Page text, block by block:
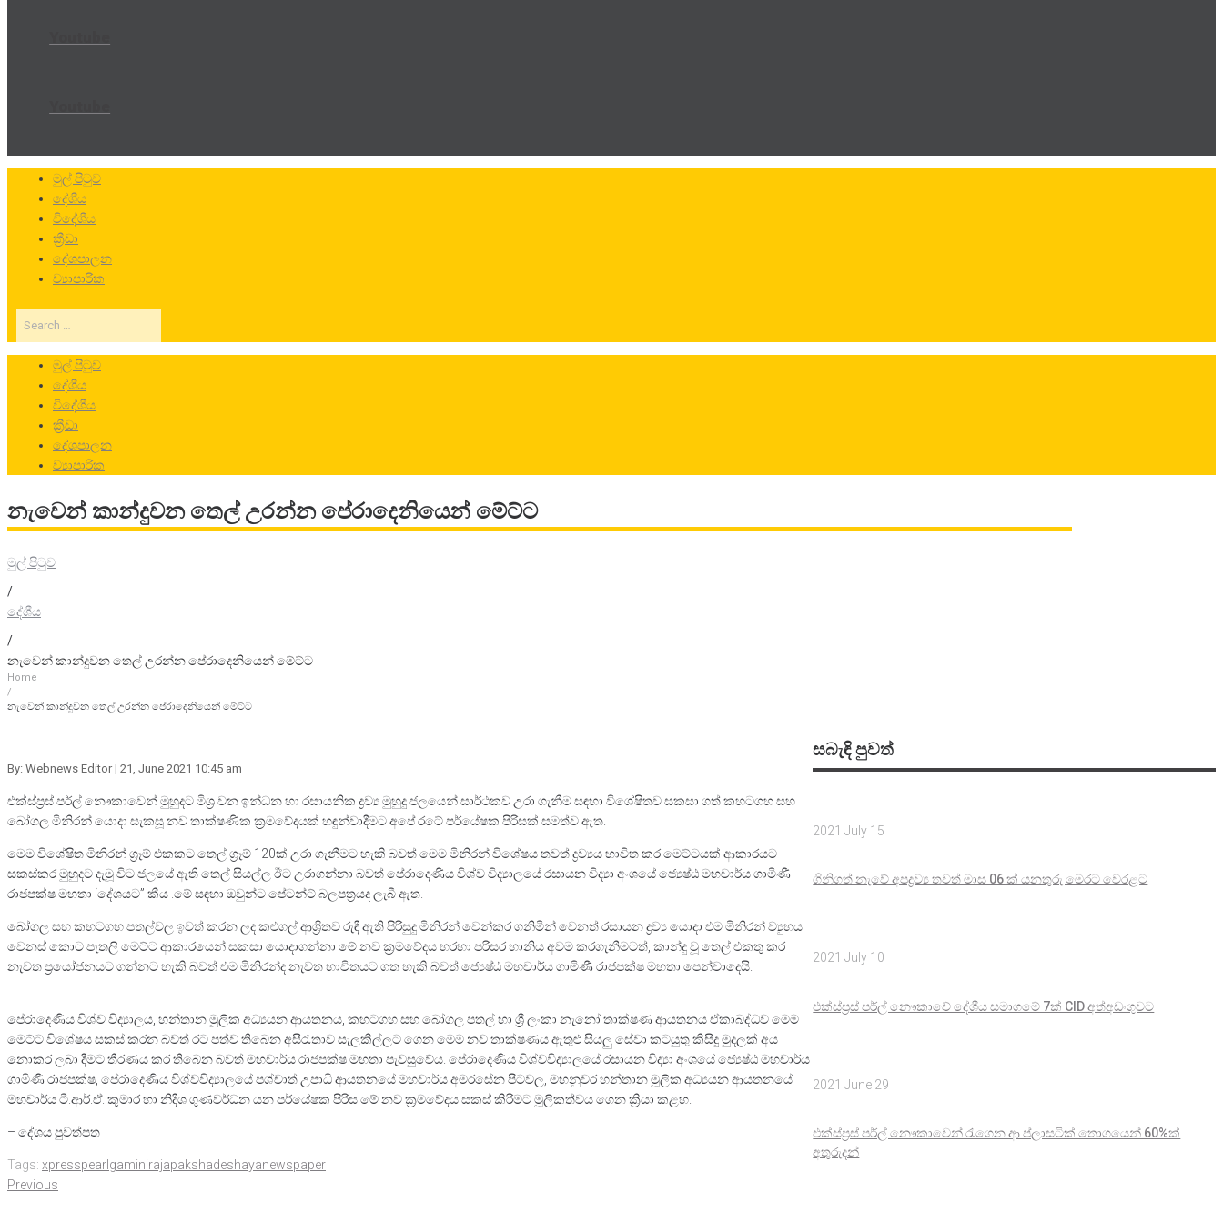
මුල් පිටුව
දේශීය
විදේශීය
ක්‍රීඩා
දේශපාලන
ව්‍යාපාරික
Search
මුල් පිටුව
දේශීය
විදේශීය
ක්‍රීඩා
දේශපාලන
ව්‍යාපාරික
නැවෙන් කාන්දුවන තෙල් උරන්න පේරාදෙනියෙන් මේට්ට
මුල් පිටුව
/
දේශීය
/
නැවෙන් කාන්දුවන තෙල් උරන්න පේරාදෙනියෙන් මේට්ට
Home
/
නැවෙන් කාන්දුවන තෙල් උරන්න පේරාදෙනියෙන් මේට්ට
By: Webnews Editor | 21, June 2021 10:45 am
එක්ස්ප්‍රස් පර්ල් නෞකාවෙන් මුහුදට මිශ්‍ර වන ඉන්ධන හා රසායනික ද්‍රව්‍ය මුහුදු ජලයෙන් සාර්ථකව උරා ගැනීම සඳහා විශේෂිතව සකසා ගත් කහටගහ සහ
බෝගල මිනිරන් යොදා සැකසූ නව තාක්ෂණික ක්‍රමවේදයක් හඳුන්වාදීමට අපේ රටේ පර්යේෂක පිරිසක් සමත්ව ඇත.
මෙම විශේෂිත මිනිරන් ග්‍රෑම් එකකට තෙල් ග්‍රෑම් 120ක් උරා ගැනීමට හැකි බවත් මෙම මිනිරන් විශේෂය තවත් ද්‍රව්‍යය භාවිත කර මෙට්ටයක් ආකාරයට
සකස්කර මුහුදට දැමූ විට ජලයේ ඇති තෙල් සියල්ල ඊට උරාගන්නා බවත් පේරාදෙණිය විශ්ව විද්‍යාලයේ රසායන විද්‍යා අංශයේ ජ්‍යෙෂ්ඨ මහචාර්ය ගාමිණී
රාජපක්ෂ මහතා ‘දේශයට” කීය .මේ සඳහා ඔවුන්ට පේටන්ට් බලපත්‍රයද ලැබී ඇත.
බෝගල සහ කහටගහ පතල්වල ඉවත් කරන ලද කළුගල් ආශ්‍රිතව රුඳී ඇති පිරිසුදු මිනිරන් වෙන්කර ගනිමින් වෙනත් රසායන ද්‍රව්‍ය යොදා එම මිනිරන් ව්‍යුහය
වෙනස් කොට පැතලි මෙට්ට ආකාරයෙන් සකසා යොදාගන්නා මේ නව ක්‍රමවේදය හරහා පරිසර හානිය අවම කරගැනීමටත්, කාන්දු වූ තෙල් එකතු කර
නැවත ප්‍රයෝජනයට ගන්නට හැකි බවත් එම මිනිරන්ද නැවත භාවිතයට ගත හැකි බවත් ජ්‍යෙෂ්ඨ මහචාර්ය ගාමිණී රාජපක්ෂ මහතා පෙන්වාදෙයි.
පේරාදෙණිය විශ්ව විද්‍යාලය, හන්තාන මූලික අධ්‍යයන ආයතනය, කහටගහ සහ බෝගල පතල් හා ශ්‍රී ලංකා නැනෝ තාක්ෂණ ආයතනය ඒකාබද්ධව මෙම
මෙට්ට විශේෂය සකස් කරන බවත් රට පත්ව තිබෙන අසීරැතාව සැලකිල්ලට ගෙන මෙම නව තාක්ෂණය ඇතුළු සියලු සේවා කටයුතු කිසිදු මුදලක් අය
නොකර ලබා දීමට තීරණය කර තිබෙන බවත් මහචාර්ය රාජපක්ෂ මහතා පැවසුවේය. පේරාදෙණිය විශ්වවිද්‍යාලයේ රසායන විද්‍යා අංශයේ ජ්‍යෙෂ්ඨ මහචාර්ය
ගාමිණී රාජපක්ෂ, පේරාදෙණිය විශ්වවිද්‍යාලයේ පශ්චාත් උපාධි ආයතනයේ මහචාර්ය අමරසේන පිටවල, මහනුවර හන්තාන මූලික අධ්‍යයන ආයතනයේ
මහචාර්ය ටී.ආර්.ඒ. කුමාර හා නිදීශ ගුණවර්ධන යන පර්යේෂක පිරිස මේ නව ක්‍රමවේදය සකස් කිරිමට මූලිකත්වය ගෙන ක්‍රියා කළහ.
– දේශය පුවත්පත
Tags: xpresspearl gaminirajapakshadeshayanewspaper
Post
Previous
Previous
සබැඳි පුවත්
2021 July 15
ගිනිගත් නැවේ අපද්‍රව්‍ය තවත් මාස 06 ක් යනතුරු මෙරට වෙරළට
2021 July 10
එක්ස්ප්‍රස් පර්ල් නෞකාවේ දේශීය සමාගමේ 7ක් CID අත්අඩංගුවට
2021 June 29
එක්ස්ප්‍රස් පර්ල් නෞකාවෙන් රැගෙන ආ ප්ලාසටික් තොගයෙන් 60%ක්
අතුරුදන්